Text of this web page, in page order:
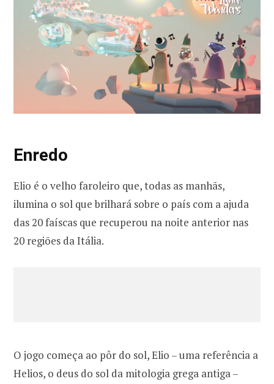
Enredo
Elio é o velho faroleiro que, todas as manhãs,
ilumina o sol que brilhará sobre o país com a ajuda
das 20 faíscas que recuperou na noite anterior nas
20 regiões da Itália.
O jogo começa ao pôr do sol, Elio – uma referência a
Helios, o deus do sol da mitologia grega antiga –